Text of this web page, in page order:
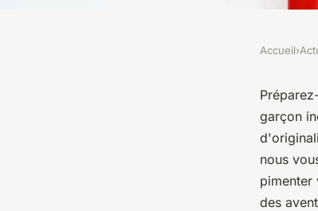
Des idées
votre
2 min de lecture
Accueil›
garçon
nous
pimenter
des